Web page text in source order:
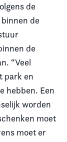
de
de
de
“Veel
park en
hebben. Een
worden
moet
moet er